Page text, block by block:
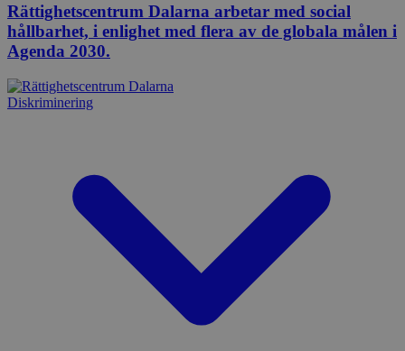
Rättighetscentrum Dalarna arbetar med social
hållbarhet, i enlighet med flera av de globala målen i
Agenda 2030.
Diskriminering